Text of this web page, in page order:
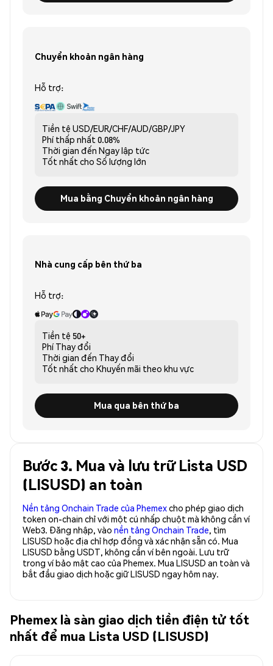
Chuyển khoản ngân hàng
Hỗ trợ:
Tiền tệ USD/EUR/CHF/AUD/GBP/JPY
Phí thấp nhất 0.08%
Thời gian đến Ngay lập tức
Tốt nhất cho Số lượng lớn
Mua bằng Chuyển khoản ngân hàng
Nhà cung cấp bên thứ ba
Hỗ trợ:
Tiền tệ 50+
Phí Thay đổi
Thời gian đến Thay đổi
Tốt nhất cho Khuyến mãi theo khu vực
Mua qua bên thứ ba
Bước 3. Mua và lưu trữ Lista USD
(LISUSD) an toàn
Nền tảng Onchain Trade của Phemexcho phép giao dịch
token on-chain chỉ với một cú nhấp chuột mà không cần ví
Web3. Đăng nhập, vào nền tảng Onchain Trade, tìm
LISUSD hoặc địa chỉ hợp đồng và xác nhận sẵn có. Mua
LISUSD bằng USDT, không cần ví bên ngoài. Lưu trữ
trong ví bảo mật cao của Phemex. Mua LISUSD an toàn và
bắt đầu giao dịch hoặc giữ LISUSD ngay hôm nay.
Phemex là sàn giao dịch tiền điện tử tốt
nhất để mua Lista USD (LISUSD)